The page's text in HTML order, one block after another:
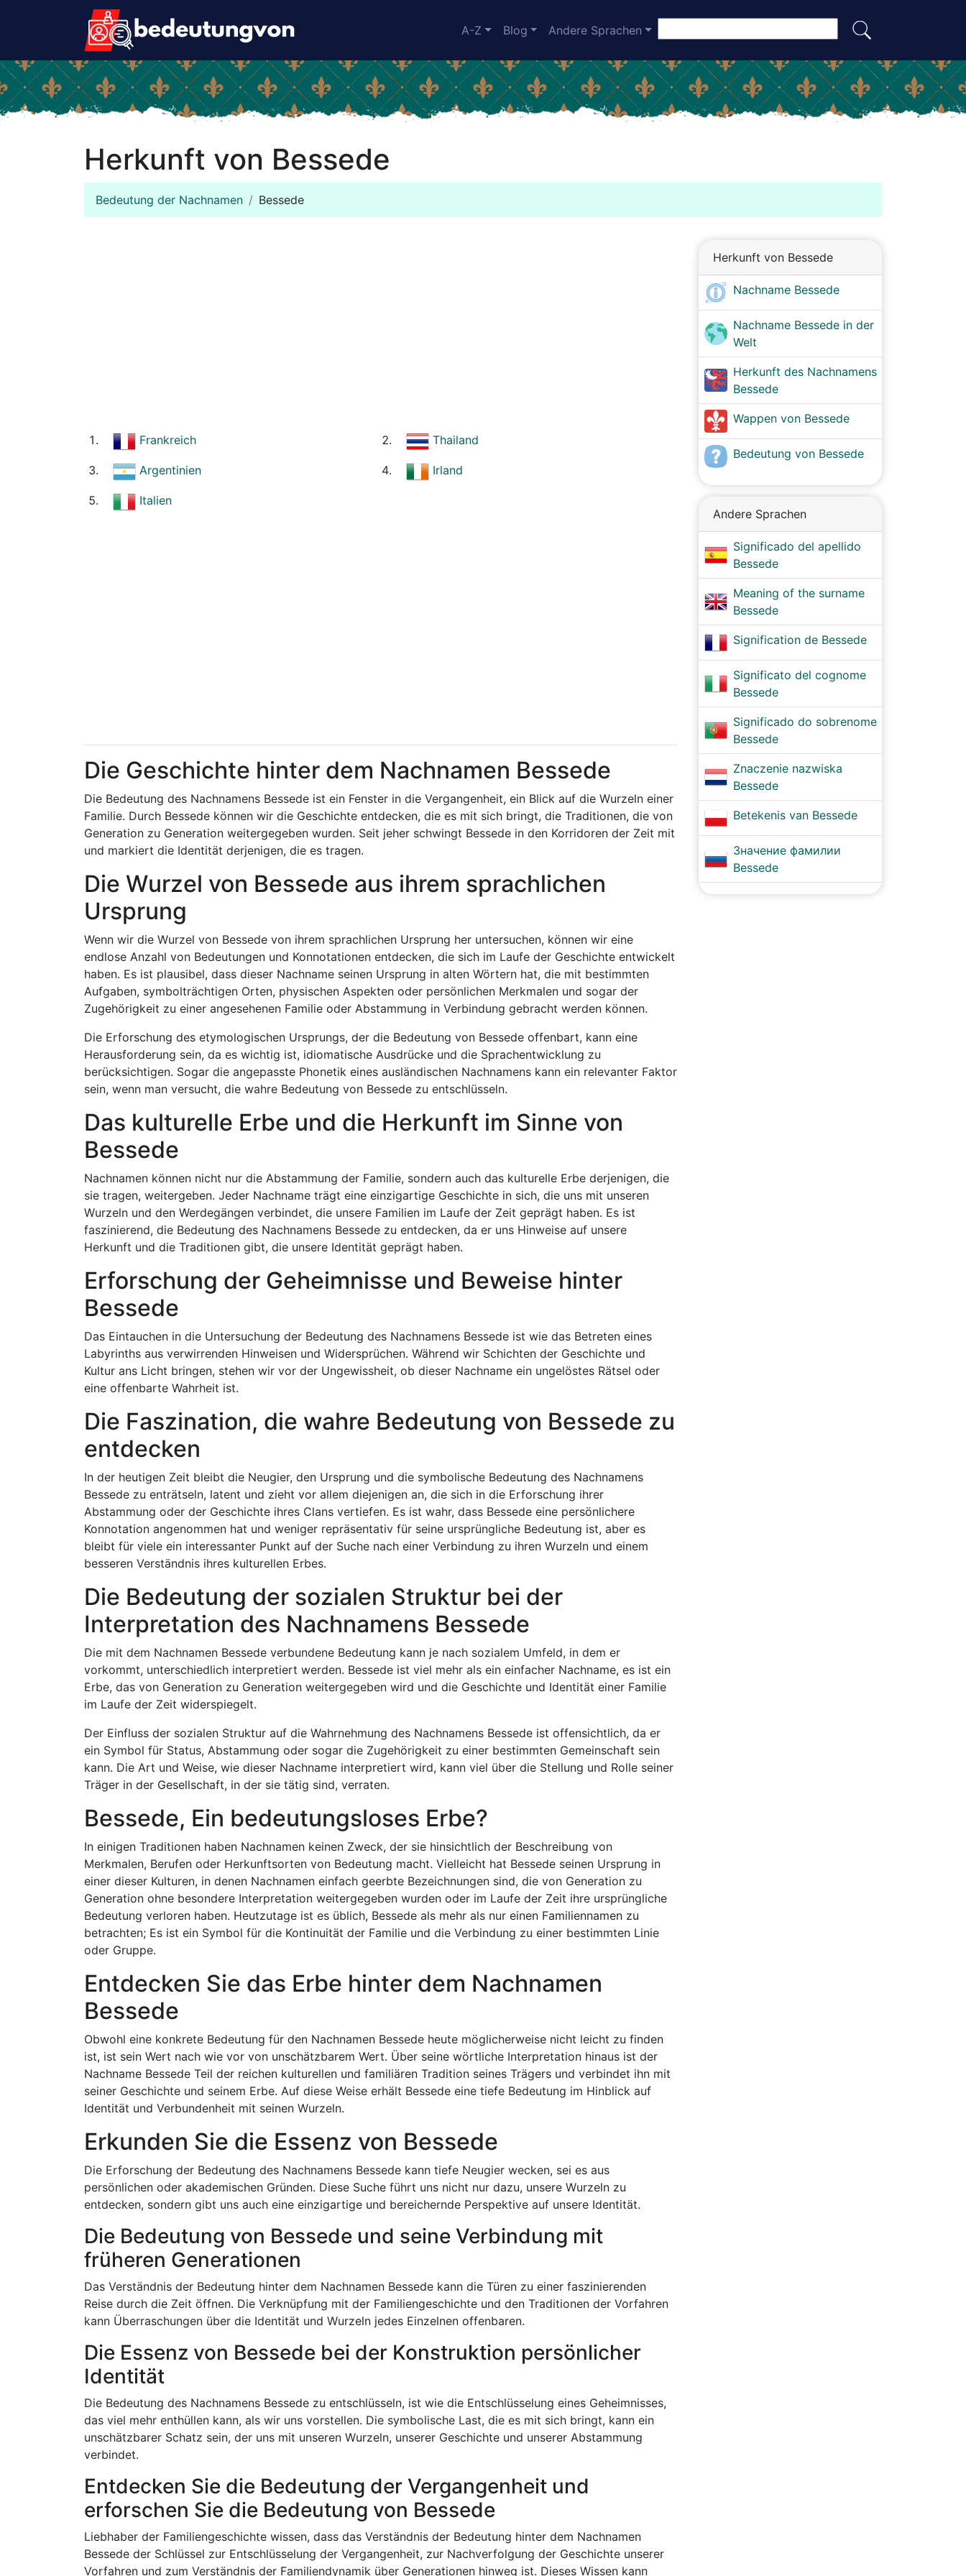
A-Z Blog Andere Sprachen
Herkunft von Bessede
Bedeutung der Nachnamen Bessede
Frankreich Thailand
Argentinien Irland
Italien
Die Geschichte hinter dem Nachnamen Bessede
Die Bedeutung des Nachnamens Bessede ist ein Fenster in die Vergangenheit, ein Blick auf die Wurzeln einer
Familie. Durch Bessede können wir die Geschichte entdecken, die es mit sich bringt, die Traditionen, die von
Generation zu Generation weitergegeben wurden. Seit jeher schwingt Bessede in den Korridoren der Zeit mit
und markiert die Identität derjenigen, die es tragen.
Die Wurzel von Bessede aus ihrem sprachlichen
Ursprung
Wenn wir die Wurzel von Bessede von ihrem sprachlichen Ursprung her untersuchen, können wir eine
endlose Anzahl von Bedeutungen und Konnotationen entdecken, die sich im Laufe der Geschichte entwickelt
haben. Es ist plausibel, dass dieser Nachname seinen Ursprung in alten Wörtern hat, die mit bestimmten
Aufgaben, symbolträchtigen Orten, physischen Aspekten oder persönlichen Merkmalen und sogar der
Zugehörigkeit zu einer angesehenen Familie oder Abstammung in Verbindung gebracht werden können.
Die Erforschung des etymologischen Ursprungs, der die Bedeutung von Bessede offenbart, kann eine
Herausforderung sein, da es wichtig ist, idiomatische Ausdrücke und die Sprachentwicklung zu
berücksichtigen. Sogar die angepasste Phonetik eines ausländischen Nachnamens kann ein relevanter Faktor
sein, wenn man versucht, die wahre Bedeutung von Bessede zu entschlüsseln.
Das kulturelle Erbe und die Herkunft im Sinne von
Bessede
Nachnamen können nicht nur die Abstammung der Familie, sondern auch das kulturelle Erbe derjenigen, die
sie tragen, weitergeben. Jeder Nachname trägt eine einzigartige Geschichte in sich, die uns mit unseren
Wurzeln und den Werdegängen verbindet, die unsere Familien im Laufe der Zeit geprägt haben. Es ist
faszinierend, die Bedeutung des Nachnamens Bessede zu entdecken, da er uns Hinweise auf unsere
Herkunft und die Traditionen gibt, die unsere Identität geprägt haben.
Erforschung der Geheimnisse und Beweise hinter
Bessede
Das Eintauchen in die Untersuchung der Bedeutung des Nachnamens Bessede ist wie das Betreten eines
Labyrinths aus verwirrenden Hinweisen und Widersprüchen. Während wir Schichten der Geschichte und
Kultur ans Licht bringen, stehen wir vor der Ungewissheit, ob dieser Nachname ein ungelöstes Rätsel oder
eine offenbarte Wahrheit ist.
Die Faszination, die wahre Bedeutung von Bessede zu
entdecken
In der heutigen Zeit bleibt die Neugier, den Ursprung und die symbolische Bedeutung des Nachnamens
Bessede zu enträtseln, latent und zieht vor allem diejenigen an, die sich in die Erforschung ihrer
Abstammung oder der Geschichte ihres Clans vertiefen. Es ist wahr, dass Bessede eine persönlichere
Konnotation angenommen hat und weniger repräsentativ für seine ursprüngliche Bedeutung ist, aber es
bleibt für viele ein interessanter Punkt auf der Suche nach einer Verbindung zu ihren Wurzeln und einem
besseren Verständnis ihres kulturellen Erbes.
Die Bedeutung der sozialen Struktur bei der
Interpretation des Nachnamens Bessede
Die mit dem Nachnamen Bessede verbundene Bedeutung kann je nach sozialem Umfeld, in dem er
vorkommt, unterschiedlich interpretiert werden. Bessede ist viel mehr als ein einfacher Nachname, es ist ein
Erbe, das von Generation zu Generation weitergegeben wird und die Geschichte und Identität einer Familie
im Laufe der Zeit widerspiegelt.
Der Einfluss der sozialen Struktur auf die Wahrnehmung des Nachnamens Bessede ist offensichtlich, da er
ein Symbol für Status, Abstammung oder sogar die Zugehörigkeit zu einer bestimmten Gemeinschaft sein
kann. Die Art und Weise, wie dieser Nachname interpretiert wird, kann viel über die Stellung und Rolle seiner
Träger in der Gesellschaft, in der sie tätig sind, verraten.
Bessede, Ein bedeutungsloses Erbe?
In einigen Traditionen haben Nachnamen keinen Zweck, der sie hinsichtlich der Beschreibung von
Merkmalen, Berufen oder Herkunftsorten von Bedeutung macht. Vielleicht hat Bessede seinen Ursprung in
einer dieser Kulturen, in denen Nachnamen einfach geerbte Bezeichnungen sind, die von Generation zu
Generation ohne besondere Interpretation weitergegeben wurden oder im Laufe der Zeit ihre ursprüngliche
Bedeutung verloren haben. Heutzutage ist es üblich, Bessede als mehr als nur einen Familiennamen zu
betrachten; Es ist ein Symbol für die Kontinuität der Familie und die Verbindung zu einer bestimmten Linie
oder Gruppe.
Entdecken Sie das Erbe hinter dem Nachnamen
Bessede
Obwohl eine konkrete Bedeutung für den Nachnamen Bessede heute möglicherweise nicht leicht zu finden
ist, ist sein Wert nach wie vor von unschätzbarem Wert. Über seine wörtliche Interpretation hinaus ist der
Nachname Bessede Teil der reichen kulturellen und familiären Tradition seines Trägers und verbindet ihn mit
seiner Geschichte und seinem Erbe. Auf diese Weise erhält Bessede eine tiefe Bedeutung im Hinblick auf
Identität und Verbundenheit mit seinen Wurzeln.
Erkunden Sie die Essenz von Bessede
Die Erforschung der Bedeutung des Nachnamens Bessede kann tiefe Neugier wecken, sei es aus
persönlichen oder akademischen Gründen. Diese Suche führt uns nicht nur dazu, unsere Wurzeln zu
entdecken, sondern gibt uns auch eine einzigartige und bereichernde Perspektive auf unsere Identität.
Die Bedeutung von Bessede und seine Verbindung mit
früheren Generationen
Das Verständnis der Bedeutung hinter dem Nachnamen Bessede kann die Türen zu einer faszinierenden
Reise durch die Zeit öffnen. Die Verknüpfung mit der Familiengeschichte und den Traditionen der Vorfahren
kann Überraschungen über die Identität und Wurzeln jedes Einzelnen offenbaren.
Die Essenz von Bessede bei der Konstruktion persönlicher
Identität
Die Bedeutung des Nachnamens Bessede zu entschlüsseln, ist wie die Entschlüsselung eines Geheimnisses,
das viel mehr enthüllen kann, als wir uns vorstellen. Die symbolische Last, die es mit sich bringt, kann ein
unschätzbarer Schatz sein, der uns mit unseren Wurzeln, unserer Geschichte und unserer Abstammung
verbindet.
Entdecken Sie die Bedeutung der Vergangenheit und
erforschen Sie die Bedeutung von Bessede
Liebhaber der Familiengeschichte wissen, dass das Verständnis der Bedeutung hinter dem Nachnamen
Bessede der Schlüssel zur Entschlüsselung der Vergangenheit, zur Nachverfolgung der Geschichte unserer
Vorfahren und zum Verständnis der Familiendynamik über Generationen hinweg ist. Dieses Wissen kann
Herkunft von Bessede
Nachname Bessede
Nachname Bessede in der
Welt
Herkunft des Nachnamens
Bessede
Wappen von Bessede
Bedeutung von Bessede
Andere Sprachen
Significado del apellido
Bessede
Meaning of the surname
Bessede
Signification de Bessede
Significato del cognome
Bessede
Significado do sobrenome
Bessede
Znaczenie nazwiska
Bessede
Betekenis van Bessede
Значение фамилии
Bessede